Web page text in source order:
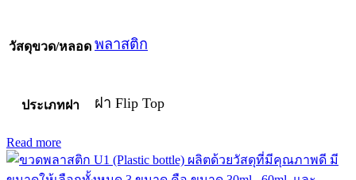
วัสดุขวด/หลอด พลาสติก
ประเภทฝา ฝา Flip Top
Read more